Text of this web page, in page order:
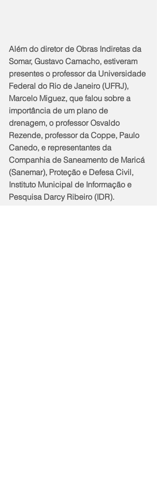
Além do diretor de Obras Indiretas da
Somar, Gustavo Camacho, estiveram
presentes o professor da Universidade
Federal do Rio de Janeiro (UFRJ),
Marcelo Miguez, que falou sobre a
importância de um plano de
drenagem, o professor Osvaldo
Rezende, professor da Coppe, Paulo
Canedo, e representantes da
Companhia de Saneamento de Maricá
(Sanemar), Proteção e Defesa Civil,
Instituto Municipal de Informação e
Pesquisa Darcy Ribeiro (IDR).